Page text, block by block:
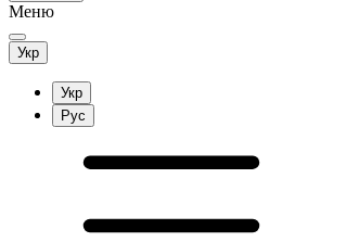
Меню
Укр
Укр
Рус